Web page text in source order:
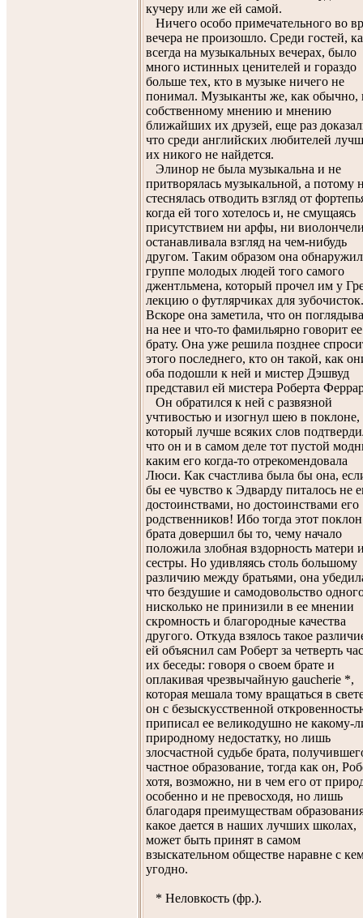
кучеру или же ей самой.
Ничего особо примечательного во
вечера не произошло. Среди гостей,
всегда на музыкальных вечерах, было
много истинных ценителей и гораздо
больше тех, кто в музыке ничего не
понимал. Музыканты же, как обычно,
собственному мнению и мнению
ближайших их друзей, еще раз
что среди английских любителей
их никого не найдется.
Элинор не была музыкальна и не
притворялась музыкальной, а потому
стеснялась отводить взгляд от
когда ей того хотелось и, не смущаясь
присутствием ни арфы, ни
останавливала взгляд на чем-нибудь
другом. Таким образом она
группе молодых людей того самого
джентльмена, который прочел им у
лекцию о футлярчиках для зубочисток.
Вскоре она заметила, что он
на нее и что-то фамильярно говорит ее
брату. Она уже решила позднее
этого последнего, кто он такой, как
оба подошли к ней и мистер Дэшвуд
представил ей мистера Роберта
Он обратился к ней с развязной
учтивостью и изогнул шею в поклоне,
который лучше всяких слов
что он и в самом деле тот пустой
каким его когда-то отрекомендовала
Люси. Как счастлива была бы она,
бы ее чувство к Эдварду питалось не
достоинствами, но достоинствами его
родственников! Ибо тогда этот
брата довершил бы то, чему начало
положила злобная вздорность матери
сестры. Но удивляясь столь большому
различию между братьями, она
что бездушие и самодовольство
нисколько не принизили в ее мнении
скромность и благородные качества
другого. Откуда взялось такое
ей объяснил сам Роберт за четверть
их беседы: говоря о своем брате и
оплакивая чрезвычайную gaucherie *,
которая мешала тому вращаться в
он с безыскусственной
приписал ее великодушно не какому-
природному недостатку, но лишь
злосчастной судьбе брата,
частное образование, тогда как он,
хотя, возможно, ни в чем его от
особенно и не превосходя, но лишь
благодаря преимуществам
какое дается в наших лучших школах,
может быть принят в самом
взыскательном обществе наравне с
угодно.
* Неловкость (фр.).